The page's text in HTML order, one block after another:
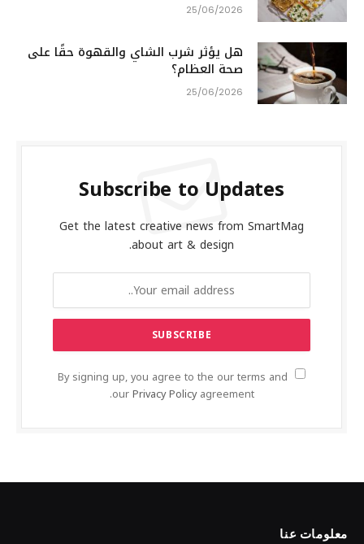
25/06/2026
هل يؤثر شرب الشاي والقهوة حقًا على
صحة العظام؟
25/06/2026
Subscribe to Updates
Get the latest creative news from SmartMag
about art & design.
By signing up, you agree to the our terms and
ourPrivacy Policyagreement.
معلومات عنا